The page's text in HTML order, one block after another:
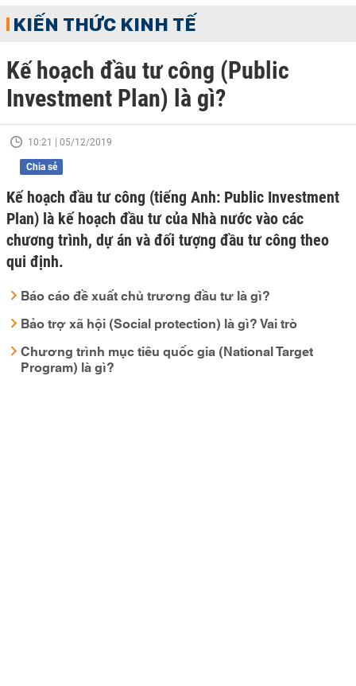
KIẾN THỨC KINH TẾ
Kế hoạch đầu tư công (Public
Investment Plan) là gì?
10:21 | 05/12/2019
Chia sẻ
Kế hoạch đầu tư công (tiếng Anh: Public Investment
Plan) là kế hoạch đầu tư của Nhà nước vào các
chương trình, dự án và đối tượng đầu tư công theo
qui định.
Báo cáo đề xuất chủ trương đầu tư là gì?
Bảo trợ xã hội (Social protection) là gì? Vai trò
Chương trình mục tiêu quốc gia (National Target
Program) là gì?